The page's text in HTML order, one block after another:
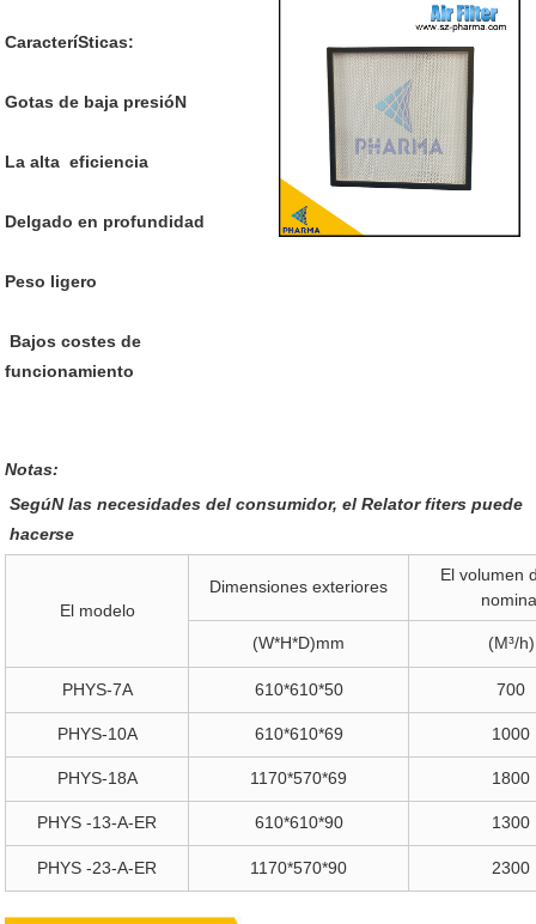
CaracteríSticas:
Gotas de baja presióN
La alta eficiencia
Delgado en profundidad
Peso ligero
Bajos costes de
funcionamiento
Notas:
SegúN las necesidades del consumidor, el Relator fiters puede
hacerse
El modelo
Dimensiones exteriores
El volumen
(W*H*D)mm (M³/h)
PHYS-7A 610*610*50 700
PHYS-10A 610*610*69 1000
PHYS-18A 1170*570*69 1800
PHYS -13-A-ER 610*610*90 1300
PHYS -23-A-ER 1170*570*90 2300